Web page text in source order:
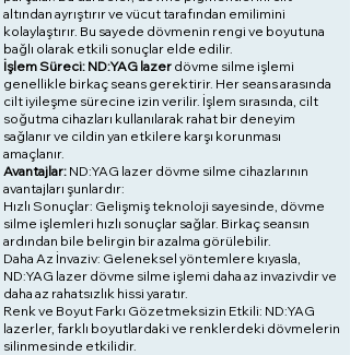
altından ayrıştırır ve vücut tarafından emilimini
kolaylaştırır. Bu sayede dövmenin rengi ve boyutuna
bağlı olarak etkili sonuçlar elde edilir.
İşlem Süreci: ND:YAG lazer dövme silme işlemi
genellikle birkaç seans gerektirir. Her seans arasında
cilt iyileşme sürecine izin verilir. İşlem sırasında, cilt
soğutma cihazları kullanılarak rahat bir deneyim
sağlanır ve cildin yan etkilere karşı korunması
amaçlanır.
Avantajlar: ND:YAG lazer dövme silme cihazlarının
avantajları şunlardır:
Hızlı Sonuçlar: Gelişmiş teknoloji sayesinde, dövme
silme işlemleri hızlı sonuçlar sağlar. Birkaç seansın
ardından bile belirgin bir azalma görülebilir.
Daha Az İnvaziv: Geleneksel yöntemlere kıyasla,
ND:YAG lazer dövme silme işlemi daha az invazivdir ve
daha az rahatsızlık hissi yaratır.
Renk ve Boyut Farkı Gözetmeksizin Etkili: ND:YAG
lazerler, farklı boyutlardaki ve renklerdeki dövmelerin
silinmesinde etkilidir.